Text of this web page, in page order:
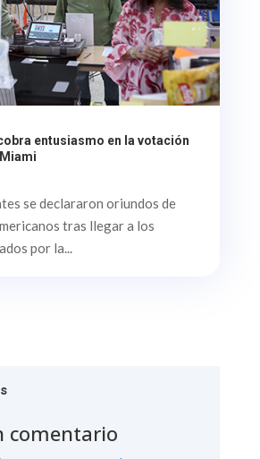
entusiasmo en la votación
se declararon oriundos de
tras llegar a los
por la...
comentario